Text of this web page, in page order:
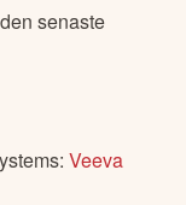
senaste
:Veeva